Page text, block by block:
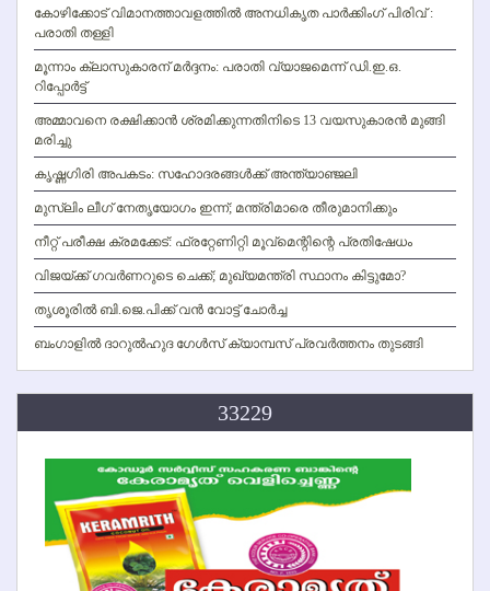
കോഴിക്കോട് വിമാനത്താവളത്തില്‍ അനധികൃത പാര്‍ക്കിംഗ് പിരിവ് :
പരാതി തള്ളി
മൂന്നാം ക്ലാസുകാരന് മര്‍ദ്ദനം: പരാതി വ്യാജമെന്ന് ഡി.ഇ.ഒ.
റിപ്പോര്‍ട്ട്
അമ്മാവനെ രക്ഷിക്കാന്‍ ശ്രമിക്കുന്നതിനിടെ 13 വയസുകാരന്‍ മുങ്ങി
മരിച്ചു
കൃഷ്ണഗിരി അപകടം: സഹോദരങ്ങള്‍ക്ക് അന്ത്യാഞ്ജലി
മുസ്ലിം ലീഗ് നേതൃയോഗം ഇന്ന്; മന്ത്രിമാരെ തീരുമാനിക്കും
നീറ്റ് പരീക്ഷ ക്രമക്കേട്: ഫ്രറ്റേണിറ്റി മൂവ്‌മെന്റിന്റെ പ്രതിഷേധം
വിജയ്ക്ക് ഗവര്‍ണറുടെ ചെക്ക്; മുഖ്യമന്ത്രി സ്ഥാനം കിട്ടുമോ?
തൃശൂരില്‍ ബി.ജെ.പിക്ക് വന്‍ വോട്ട് ചോര്‍ച്ച
ബംഗാളില്‍ ദാറുല്‍ഹുദ ഗേള്‍സ് ക്യാമ്പസ് പ്രവര്‍ത്തനം തുടങ്ങി
33229